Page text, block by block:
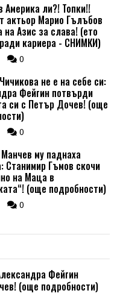
Америка ли?! Топки!!
актьор Марио Гълъбов
на Азис за слава! (ето
кариера - СНИМКИ)
0
не е на себе си:
Фейгин потвърди
си с Петър Дочев! (още
0
му паднаха
Станимир Гъмов скочи
на Маца в
(още подробности)
0
Фейгин
(още подробности)